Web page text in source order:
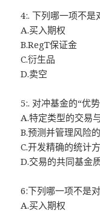
4:. 下列哪一项不是
A.买入期权
B.RegT保证金
C.衍生品
D.卖空
5:. 对冲基金的“优势
A.特定类型的交易
B.预测并管理风险
C.开发精确的统计
D.交易的共同基金
6:下列哪一项不是
A.买入期权